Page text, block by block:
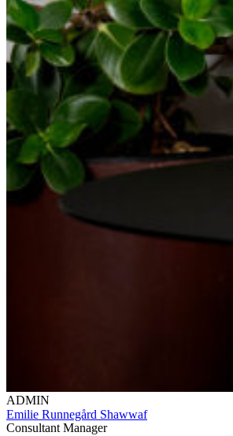
ADMIN
Emilie Runnegård Shawwaf
Consultant Manager